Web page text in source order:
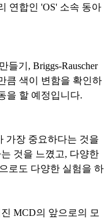
연합인 'OS' 소속 동아
들기 , Briggs-Rauscher
큼 색이 변함을 확인하
을 할 예정입니다.
가장 중요하다는 것을
것을 느꼈고, 다양한
로도 다양한 실험을 하
MCD의 앞으로의 모